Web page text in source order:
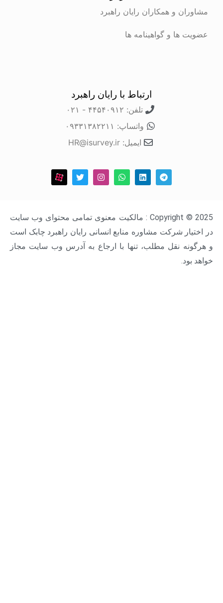
و همکاران رایان راهبرد
و گواهینامه ها
ارتباط با رایان راهبرد
واتساپ: ۰۹۳۳۱۳۸۲۲۱۱
Copyright © 2025 : مالکیت معنوی تمامی محتوای وب سایت
شرکت مشاوره منابع انسانی رایان راهبرد چابک است
نقل مطلب، تنها با ارجاع به آدرس وب سایت مجاز